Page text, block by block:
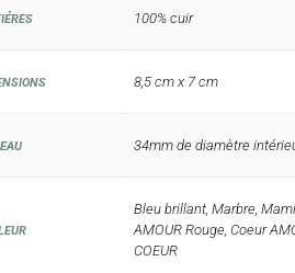
100% cuir
8,5 cm x 7 cm
34mm de diamètre
Bleu brillant, Marbre,
AMOUR Rouge, Coeur
COEUR